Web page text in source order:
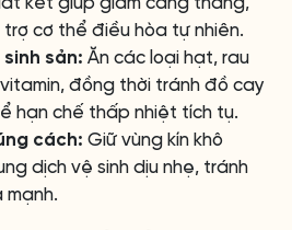
trợ cơ thể điều hòa tự nhiên.
sản: Ăn các loại hạt, rau
đồng thời tránh đồ cay
hạn chế thấp nhiệt tích tụ.
cách: Giữ vùng kín khô
dịch vệ sinh dịu nhẹ, tránh
mạnh.